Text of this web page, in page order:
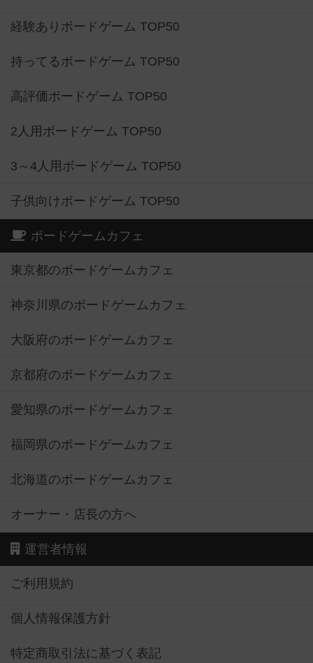
経験ありボードゲーム TOP50
持ってるボードゲーム TOP50
高評価ボードゲーム TOP50
2人用ボードゲーム TOP50
3～4人用ボードゲーム TOP50
子供向けボードゲーム TOP50
ボードゲームカフェ
東京都のボードゲームカフェ
神奈川県のボードゲームカフェ
大阪府のボードゲームカフェ
京都府のボードゲームカフェ
愛知県のボードゲームカフェ
福岡県のボードゲームカフェ
北海道のボードゲームカフェ
オーナー・店長の方へ
運営者情報
ご利用規約
個人情報保護方針
特定商取引法に基づく表記